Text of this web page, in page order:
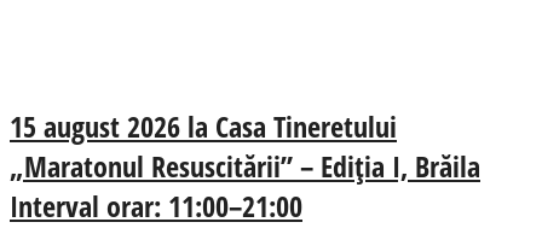
15 august 2026 la Casa Tineretului
„Maratonul Resuscitării” – Ediția I, Brăila
Interval orar: 11:00–21:00